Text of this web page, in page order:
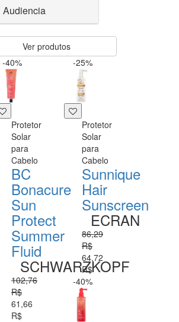
Audiencia
Ver produtos
-40%
Protetor
Solar
para
Cabelo
BC
Bonacure
Sun
Protect
Summer
Fluid
SCHWARZKOPF
102,76
R$
61,66
R$
-25%
Protetor
Solar
para
Cabelo
Sunnique
Hair
Sunscreen
ECRAN
86,29
R$
64,72
R$
-40%